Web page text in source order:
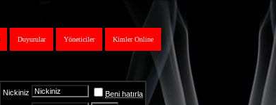
Kimler Online
Yöneticiler
Duyurular
Nickiniz
Beni hatırla